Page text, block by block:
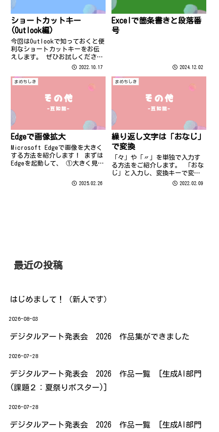
ショートカットキー
(Outlook編)
今回はOutlookで知っておくと便
利なショートカットキーをお伝
えします。 ぜひお試しください
2022.10.17
Excelで箇条書きと段落番
号
2024.12.02
まめちしき
Edgeで画像拡大
Microsoft Edgeで画像を大きく
する方法を紹介します！ まずは
Edgeを起動して、 ①大きく見た
で簡単に大きくなります！ 便利
2025.02.26
まめちしき
繰り返し文字は「おなじ」
で変換
「々」や「〃」を単独で入力す
る方法をご紹介します。 「おな
じ」と入力し、変換キーで変換
2022.02.09
最近の投稿
はじめまして！（新人です）
2026-08-03
デジタルアート発表会 2026 作品集ができました
2026-07-28
デジタルアート発表会 2026 作品一覧 [生成AI部門
(課題２：夏祭りポスター)]
2026-07-28
デジタルアート発表会 2026 作品一覧 [生成AI部門